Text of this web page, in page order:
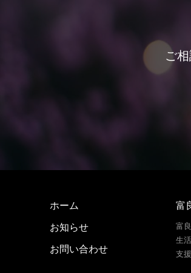
ご
ホーム
お知らせ
お問い合わせ
富
富
生
支